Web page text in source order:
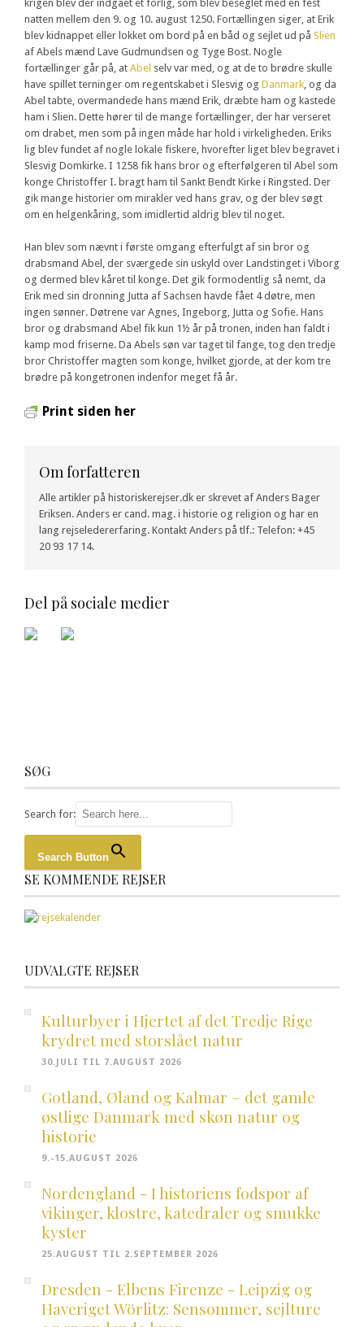
krigen blev der indgået et forlig, som blev beseglet med en fest
natten mellem den 9. og 10. august 1250. Fortællingen siger, at Erik
blev kidnappet eller lokket om bord på en båd og sejlet ud på Slien
af Abels mænd Lave Gudmundsen og Tyge Bost. Nogle
fortællinger går på, at Abel selv var med, og at de to brødre skulle
have spillet terninger om regentskabet i Slesvig og Danmark , og da
Abel tabte, overmandede hans mænd Erik, dræbte ham og kastede
ham i Slien. Dette hører til de mange fortællinger, der har verseret
om drabet, men som på ingen måde har hold i virkeligheden. Eriks
lig blev fundet af nogle lokale fiskere, hvorefter liget blev begravet i
Slesvig Domkirke. I 1258 fik hans bror og efterfølgeren til Abel som
konge Christoffer I. bragt ham til Sankt Bendt Kirke i Ringsted. Der
gik mange historier om mirakler ved hans grav, og der blev søgt
om en helgenkåring, som imidlertid aldrig blev til noget.
Han blev som nævnt i første omgang efterfulgt af sin bror og
drabsmand Abel, der sværgede sin uskyld over Landstinget i Viborg
og dermed blev kåret til konge. Det gik formodentlig så nemt, da
Erik med sin dronning Jutta af Sachsen havde fået 4 døtre, men
ingen sønner. Døtrene var Agnes, Ingeborg, Jutta og Sofie. Hans
bror og drabsmand Abel fik kun 1½ år på tronen, inden han faldt i
kamp mod friserne. Da Abels søn var taget til fange, tog den tredje
bror Christoffer magten som konge, hvilket gjorde, at der kom tre
brødre på kongetronen indenfor meget få år.
Print siden her
Om forfatteren
Alle artikler på historiskerejser.dk er skrevet af Anders Bager
Eriksen. Anders er cand. mag. i historie og religion og har en
lang rejseledererfaring. Kontakt Anders på tlf.: Telefon: +45
20 93 17 14.
Del på sociale medier
SØG
Search for:
Search Button
SE KOMMENDE REJSER
UDVALGTE REJSER
Kulturbyer i Hjertet af det Tredje Rige
krydret med storslået natur
30.JULI TIL 7.AUGUST 2026
Gotland, Øland og Kalmar – det gamle
østlige Danmark med skøn natur og
historie
9.-15.AUGUST 2026
Nordengland - I historiens fodspor af
vikinger, klostre, katedraler og smukke
kyster
25.AUGUST TIL 2.SEPTEMBER 2026
Dresden - Elbens Firenze - Leipzig og
Haveriget Wörlitz: Sensommer, sejlture